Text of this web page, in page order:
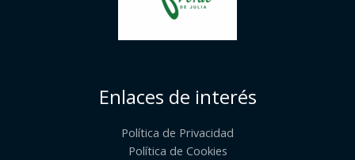
Enlaces de interés
Política de Privacidad
Política de Cookies